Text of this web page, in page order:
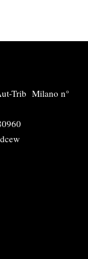
Trib Milano n°